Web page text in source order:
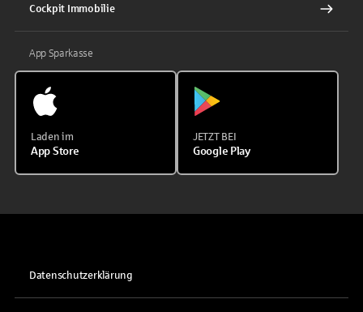
Cockpit Immobilie
App Sparkasse
Laden im
App Store
JETZT BEI
Google Play
Datenschutzerklärung